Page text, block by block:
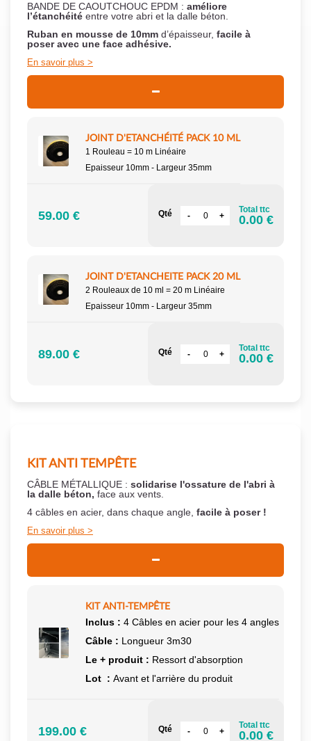
BANDE DE CAOUTCHOUC EPDM : améliore
l’étanchéité entre votre abri et la dalle béton.
Ruban en mousse de 10mm d’épaisseur, facile à
poser avec une face adhésive.
En savoir plus
JOINT D'ETANCHÉITÉ PACK 10 ML
1 Rouleau = 10 m Linéaire
Epaisseur 10mm - Largeur 35mm
59.00 € Qté Total ttc
0.00 €
JOINT D'ETANCHEITE PACK 20 ML
2 Rouleaux de 10 ml = 20 m Linéaire
Epaisseur 10mm - Largeur 35mm
89.00 € Qté Total ttc
0.00 €
KIT ANTI TEMPÊTE
CÂBLE MÉTALLIQUE : solidarise l'ossature de l'abri à
la dalle béton, face aux vents.
4 câbles en acier, dans chaque angle, facile à poser !
En savoir plus
KIT ANTI-TEMPÊTE
Inclus : 4 Câbles en acier pour les 4 angles
Câble : Longueur 3m30
Le + produit : Ressort d'absorption
Lot : Avant et l'arrière du produit
199.00 € Qté Total ttc
0.00 €